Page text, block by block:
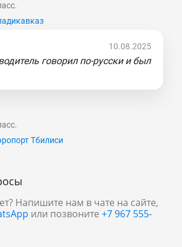
10.08.2025
говорил по-русски и был
Тбилиси
Напишите нам в чате на сайте,
или позвоните +7 967 555-